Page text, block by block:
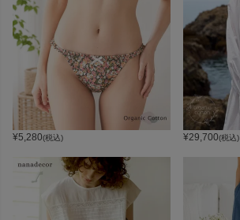
¥5,280(税込) ¥29,700(税込)